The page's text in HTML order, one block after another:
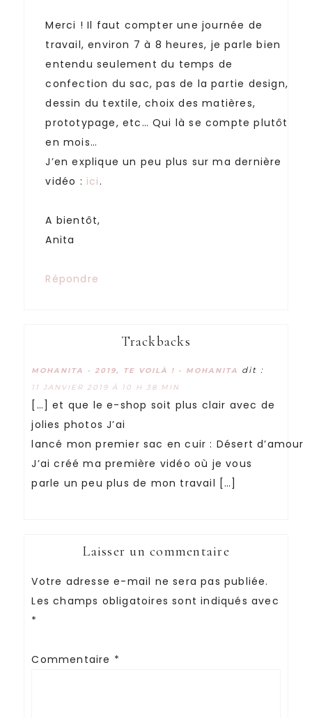
Merci ! Il faut compter une journée de
travail, environ 7 à 8 heures, je parle bien
entendu seulement du temps de
confection du sac, pas de la partie design,
dessin du textile, choix des matières,
prototypage, etc… Qui là se compte plutôt
en mois…
J’en explique un peu plus sur ma dernière
vidéo : ici.
A bientôt,
Anita
Répondre
Trackbacks
MOHANITA - 2019, TE VOILÀ ! - MOHANITA dit :
11 JANVIER 2019 À 10 H 38 MIN
[…] et que le e-shop soit plus clair avec de
jolies photos J’ai
lancé mon premier sac en cuir : Désert d’amour
J’ai créé ma première vidéo où je vous
parle un peu plus de mon travail […]
Laisser un commentaire
Votre adresse e-mail ne sera pas publiée.
Les champs obligatoires sont indiqués avec
*
Commentaire *